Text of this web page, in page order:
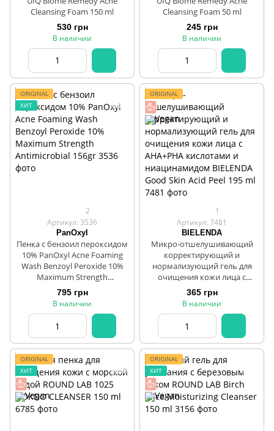
Cleansing Foam 150 ml
530 грн
В наличии
Cleansing Foam 50 ml
245 грн
В наличии
ORIGINAL
ХИТ
2
Артикул: 3536
PanOxyl
Пенка с бензоил пероксидом
10% PanOxyl Acne Foaming
Wash Benzoyl Peroxide 10%
Maximum Strength
Antimicrobial 156gr
795 грн
В наличии
ORIGINAL
1
Артикул: 7481
BIELENDA
Микро-отшелушивающий
корректирующий и
нормализующий гель для
очищения кожи лица с
AHA+PHA кислотами и
ниацинамидом BIELENDA
Good Skin Acid Peel 195 ml
365 грн
В наличии
ORIGINAL
ХИТ
ORIGINAL
ХИТ